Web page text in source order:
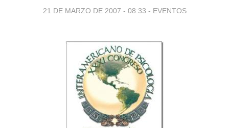
21 DE MARZO DE 2007 - 08:33 - EVENTOS